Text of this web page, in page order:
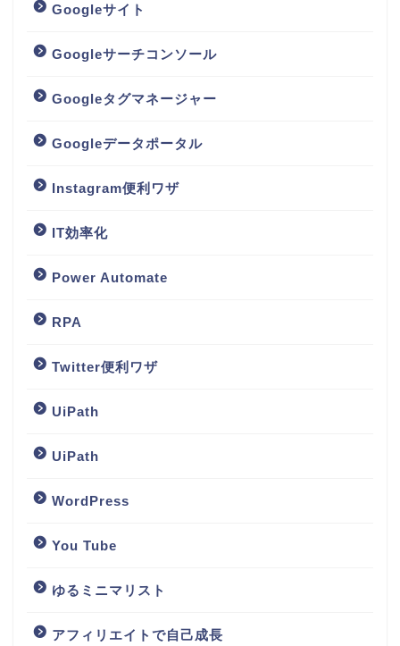
Googleサイト
Googleサーチコンソール
Googleタグマネージャー
Googleデータポータル
Instagram便利ワザ
IT効率化
Power Automate
RPA
Twitter便利ワザ
UiPath
UiPath
WordPress
You Tube
ゆるミニマリスト
アフィリエイトで自己成長